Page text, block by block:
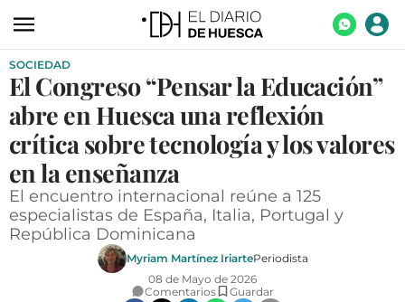
ACTUALIDAD
ECONOMÍA
TECNOLOGÍA
TURISMO
AGROALIMENTACIÓN
DEPORTES
SOCIEDAD
El Congreso “Pensar la Educación”
abre en Huesca una reflexión
crítica sobre tecnología y los valores
en la enseñanza
El encuentro internacional reúne a 125
especialistas de España, Italia, Portugal y
República Dominicana
Myriam Martínez IriartePeriodista
08 de Mayo de 2026
Comentarios
Guardar